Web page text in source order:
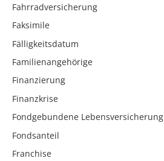
Fahrradversicherung
Faksimile
Fälligkeitsdatum
Familienangehörige
Finanzierung
Finanzkrise
Fondgebundene Lebensversicherung
Fondsanteil
Franchise